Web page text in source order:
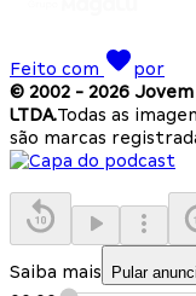
Feito com
por
© 2002 - 2026
LTDA.Todas as
são marcas
Saiba mais Pular